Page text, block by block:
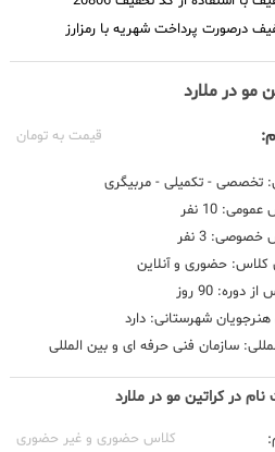
مو در ملارد
قیمت به تومان
تخصصی - تکمیلی - مربیگری
10 نفر
3 نفر
کلاس: حضوری و آنلاین
90 روز
هنرجویان شهرستانی: دارد
سازمان فنی حرفه ای و بین المللی
نام در کراتین مو در ملارد
کلاس حضوری و غیر حضوری